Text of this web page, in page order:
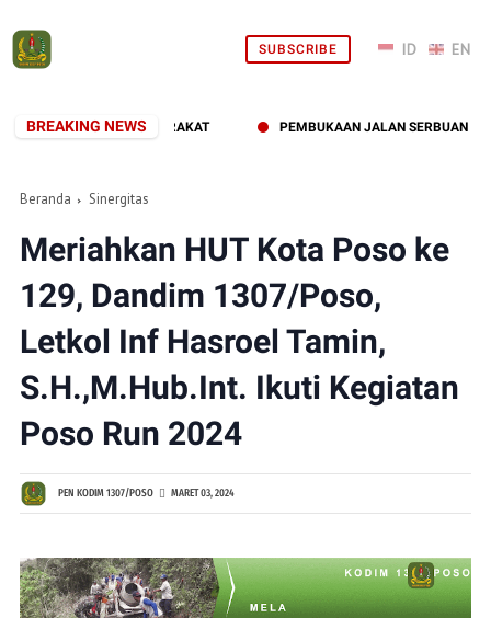
SUBSCRIBE
BREAKING NEWS
DIRASAKAN MASYARAKAT PEMBUKAAN JALAN SERBUAN
Beranda Sinergitas
Meriahkan HUT Kota Poso ke
129, Dandim 1307/Poso,
Letkol Inf Hasroel Tamin,
S.H.,M.Hub.Int. Ikuti Kegiatan
Poso Run 2024
PEN KODIM 1307/POSO MARET 03, 2024